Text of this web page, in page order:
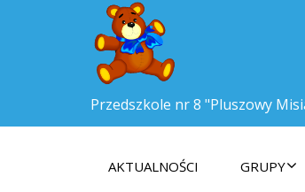
Przedszkole nr 8 "Pluszowy
AKTUALNOŚCI GRUPY